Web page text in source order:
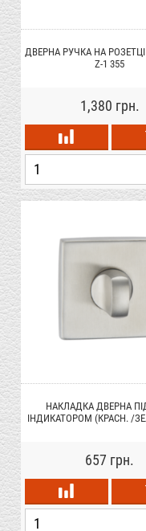
ДВЕРНА РУЧКА НА РОЗЕТЦІ
Z-1 355
1,380 грн.
НАКЛАДКА ДВЕРНА
ІНДИКАТОРОМ (КРАСН. /
657 грн.